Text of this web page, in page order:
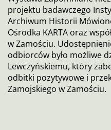
projektu badawczego
Archiwum Historii
Ośrodka KARTA oraz
w Zamościu.
odbiorców było możliwe
Lewczyńskiemu, który
odbitki pozytywowe i
Zamojskiego w Zamościu.